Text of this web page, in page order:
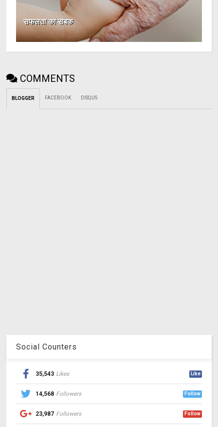
सफलता का सबक
COMMENTS
BLOGGER FACEBOOK DISQUS
Social Counters
35,543 Likes Like
14,568 Followers Follow
23,987 Followers Follow